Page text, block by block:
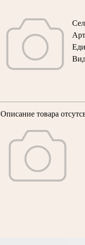
Описание товара